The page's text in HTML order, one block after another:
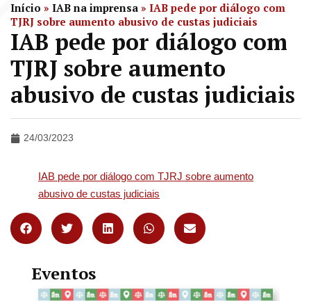
Início » IAB na imprensa » IAB pede por diálogo com
TJRJ sobre aumento abusivo de custas judiciais
IAB pede por diálogo com
TJRJ sobre aumento
abusivo de custas judiciais
24/03/2023
IAB pede por diálogo com TJRJ sobre aumento
abusivo de custas judiciais
Eventos